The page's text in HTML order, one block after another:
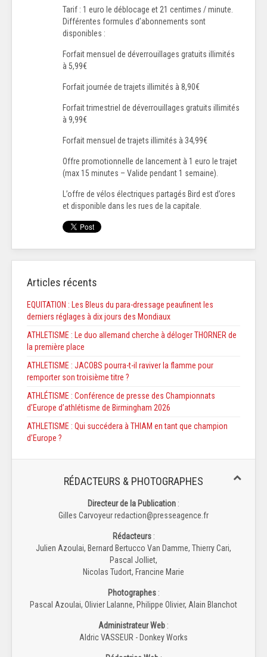
Tarif : 1 euro le déblocage et 21 centimes / minute.
Différentes formules d’abonnements sont
disponibles :
Forfait mensuel de déverrouillages gratuits illimités
à 5,99€
Forfait journée de trajets illimités à 8,90€
Forfait trimestriel de déverrouillages gratuits illimités
à 9,99€
Forfait mensuel de trajets illimités à 34,99€
Offre promotionnelle de lancement à 1 euro le trajet
(max 15 minutes – Valide pendant 1 semaine).
L’offre de vélos électriques partagés Bird est d’ores
et disponible dans les rues de la capitale.
Articles récents
EQUITATION : Les Bleus du para-dressage peaufinent les
derniers réglages à dix jours des Mondiaux
ATHLETISME : Le duo allemand cherche à déloger THORNER de
la première place
ATHLETISME : JACOBS pourra-t-il raviver la flamme pour
remporter son troisième titre ?
ATHLÉTISME : Conférence de presse des Championnats
d’Europe d’athlétisme de Birmingham 2026
ATHLETISME : Qui succédera à THIAM en tant que champion
d’Europe ?
RÉDACTEURS & PHOTOGRAPHES
Directeur de la Publication :
Gilles Carvoyeur redaction@presseagence.fr
Rédacteurs:
Julien Azoulai, Bernard Bertucco Van Damme, Thierry Cari,
Pascal Jolliet,
Nicolas Tudort, Francine Marie
Photographes:
Pascal Azoulai, Olivier Lalanne, Philippe Olivier, Alain Blanchot
Administrateur Web :
Aldric VASSEUR - Donkey Works